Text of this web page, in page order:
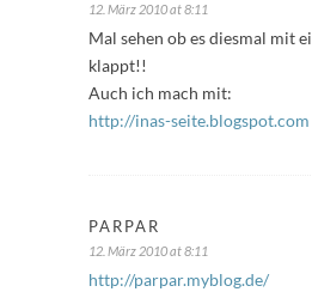
12. März 2010 at 8:11
Mal sehen ob es diesmal mit
klappt!!
Auch ich mach mit:
http://inas-seite.blogspot.com
PARPAR
12. März 2010 at 8:11
http://parpar.myblog.de/